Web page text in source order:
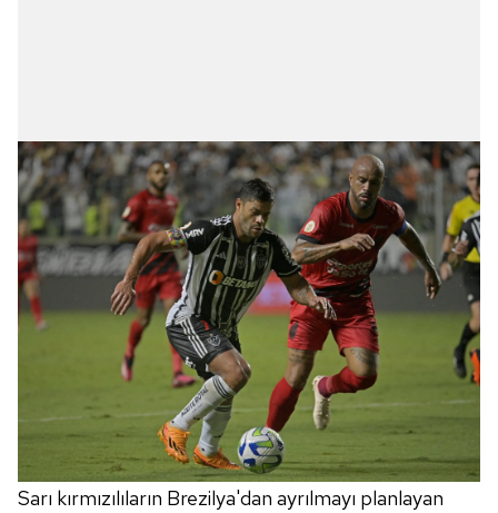
Sarı kırmızılıların Brezilya'dan ayrılmayı planlayan